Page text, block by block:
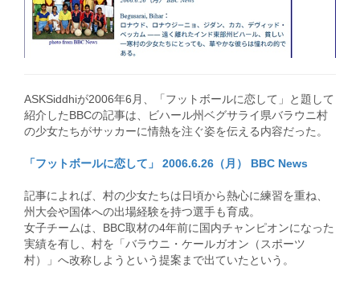
ASKSiddhiが2006年6月、「フットボールに恋して」と題して
紹介したBBCの記事は、ビハール州ベグサライ県バラウニ村
の少女たちがサッカーに情熱を注ぐ姿を伝える内容だった。
「フットボールに恋して」 2006.6.26（月） BBC News
記事によれば、村の少女たちは日頃から熱心に練習を重ね、
州大会や国体への出場経験を持つ選手も育成。
女子チームは、BBC取材の4年前に国内チャンピオンになった
実績を有し、村を「バラウニ・ケールガオン（スポーツ
村）」へ改称しようという提案まで出ていたという。